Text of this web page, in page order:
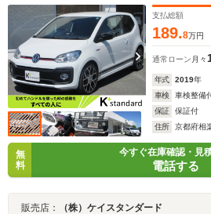
支払総額
189.8万円
通常ローン 月々
年式 2019年
車検
車検整備
保証
保証付
住所
京都府相
無
料
今すぐ在庫確認・見
電話する
販売店： （株）ケイスタンダード